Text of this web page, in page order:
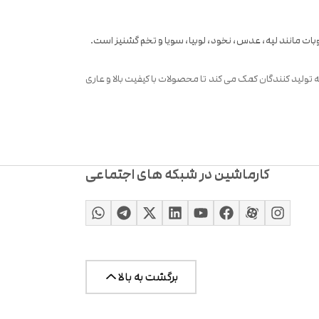
مانند لپه، عدس، نخود، لوبیا، سویا و تخم گشنیز است.
کنندگان کمک می‌ کند تا محصولات با کیفیت بالا و عاری
می‌ شود که باعث افزایش سرعت و دقت در فرآیند سورتینگ
شوت جدا کند.
این دستگاه کمک می‌ کند تا هزینه‌ های عملیاتی خود را
کارماشین در شبکه های اجتماعی
برگشت به بالا